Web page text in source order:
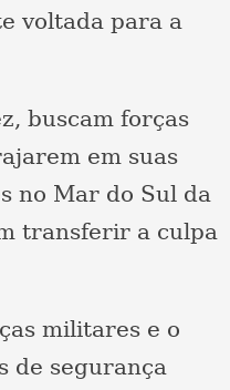
voltada para a
buscam forças
em suas
no Mar do Sul da
transferir a culpa
militares e o
de segurança